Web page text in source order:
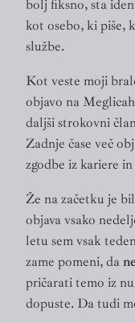
bolj fiksno, sta
kot osebo, ki piše,
službe.
Kot veste moji
objavo na
daljši strokovni
Zadnje čase več
zgodbe iz kariere
Že na začetku je
objava vsako
letu sem vsak
zame pomeni, da
pričarati temo iz
dopuste. Da tudi